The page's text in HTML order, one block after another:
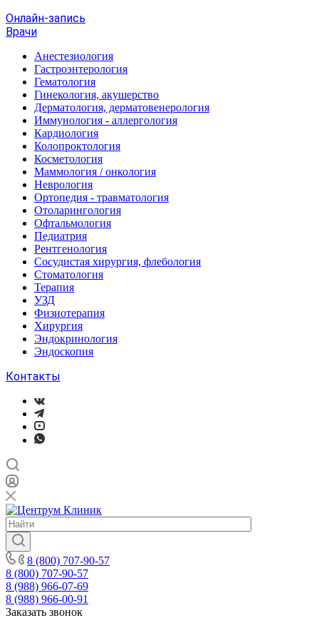
Онлайн-запись
Врачи
Анестезиология
Гастроэнтерология
Гематология
Гинекология, акушерство
Дерматология, дерматовенерология
Иммунология - аллергология
Кардиология
Колопроктология
Косметология
Маммология / онкология
Неврология
Ортопедия - травматология
Отоларингология
Офтальмология
Педиатрия
Рентгенология
Сосудистая хирургия, флебология
Стоматология
Терапия
УЗД
Физиотерапия
Хирургия
Эндокринология
Эндоскопия
Контакты
8 (800) 707-90-57
8 (800) 707-90-57
8 (988) 966-07-69
8 (988) 966-00-91
Заказать звонок